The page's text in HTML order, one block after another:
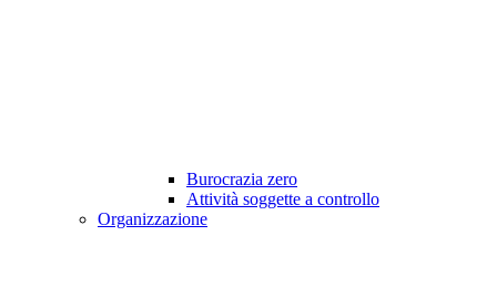
Burocrazia zero
Attività soggette a controllo
Organizzazione